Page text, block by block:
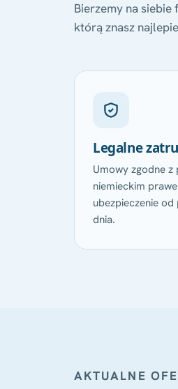
Bierzemy na
którą znasz
Legalne
Umowy zgodne z
niemieckim
ubezpieczenie od
dnia.
AKTUALNE